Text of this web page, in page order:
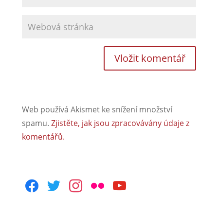
Web používá Akismet ke snížení množství
spamu. Zjistěte, jak jsou zpracovávány údaje z
komentářů.
facebooktwitterinstagram
flickr youtube